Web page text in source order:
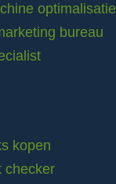
optimalisatie
bureau
kopen
checker